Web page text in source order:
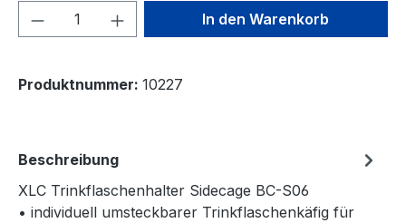
Produkt Anzahl: Gib denIn den Warenkorb
Produktnummer: 10227
Beschreibung
XLC Trinkflaschenhalter Sidecage BC-S06
• individuell umsteckbarer Trinkflaschenkäfig für